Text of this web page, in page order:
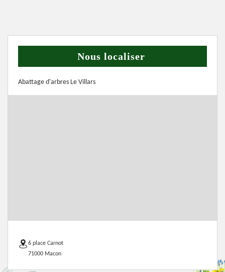
Nous localiser
Abattage d'arbres Le Villars
6 place Carnot
71000 Macon